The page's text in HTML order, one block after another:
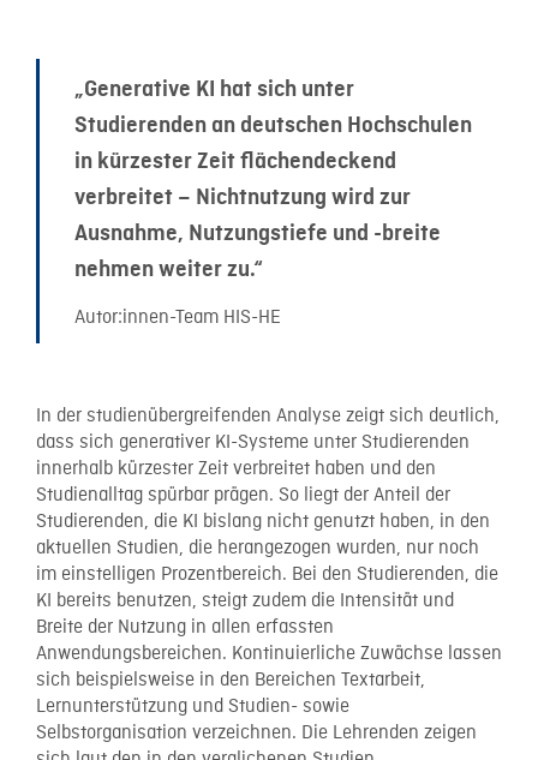
„Generative KI hat sich unter
Studierenden an deutschen Hochschulen
in kürzester Zeit flächendeckend
verbreitet – Nichtnutzung wird zur
Ausnahme, Nutzungstiefe und -breite
nehmen weiter zu.“
Autor:innen-Team HIS-HE
In der studienübergreifenden Analyse zeigt sich deutlich,
dass sich generativer KI-Systeme unter Studierenden
innerhalb kürzester Zeit verbreitet haben und den
Studienalltag spürbar prägen. So liegt der Anteil der
Studierenden, die KI bislang nicht genutzt haben, in den
aktuellen Studien, die herangezogen wurden, nur noch
im einstelligen Prozentbereich. Bei den Studierenden, die
KI bereits benutzen, steigt zudem die Intensität und
Breite der Nutzung in allen erfassten
Anwendungsbereichen. Kontinuierliche Zuwächse lassen
sich beispielsweise in den Bereichen Textarbeit,
Lernunterstützung und Studien- sowie
Selbstorganisation verzeichnen. Die Lehrenden zeigen